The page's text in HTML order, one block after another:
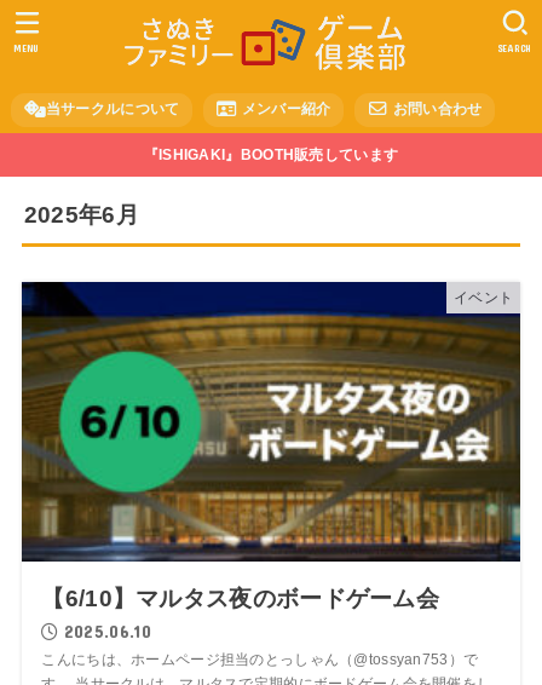
当サークルについて メンバー紹介 お問い合わせ
SEARCH
MENU
『ISHIGAKI』BOOTH販売しています
2025年6月
イベント
【6/10】マルタス夜のボードゲーム会
2025.06.10
こんにちは、ホームページ担当のとっしゃん（@tossyan753）で